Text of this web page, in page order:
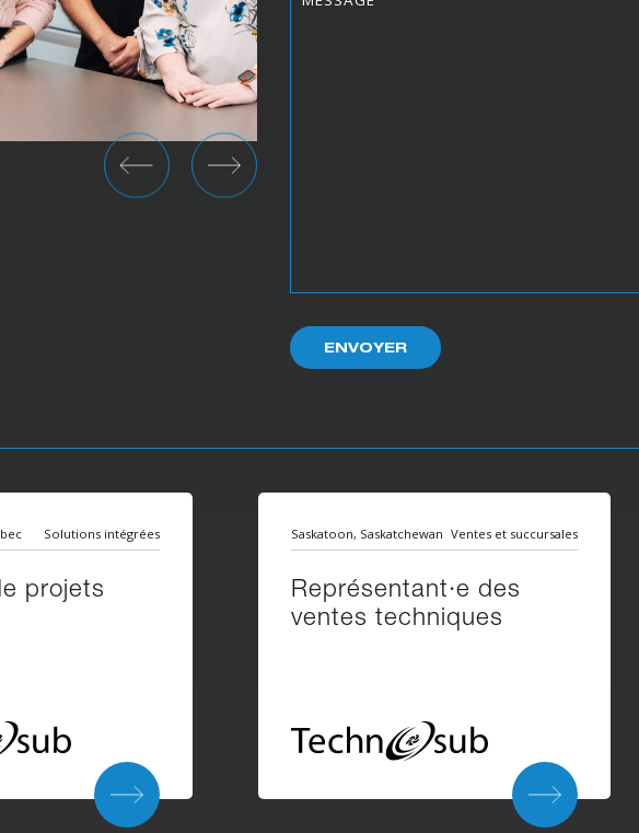
Solutions intégrées
projets
Saskatoon, Saskatchewan Ventes et succursales
Représentant·e des
ventes techniques